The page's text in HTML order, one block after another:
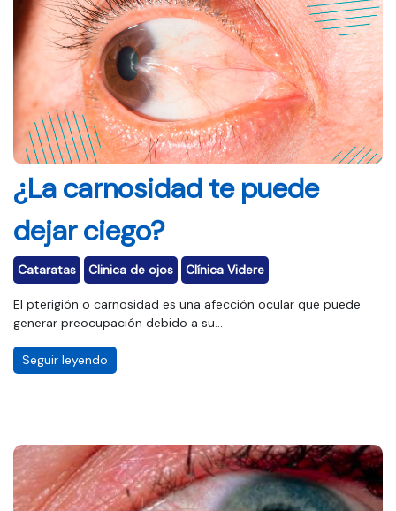
¿La carnosidad te puede
dejar ciego?
Cataratas Clinica de ojos Clínica Videre
El pterigión o carnosidad es una afección ocular que puede
generar preocupación debido a su...
Seguir leyendo